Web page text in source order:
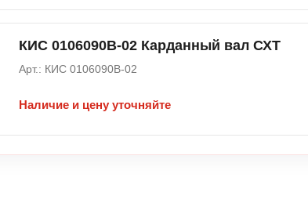
КИС 0106090В-02 Карданный вал СХТ
Арт.: КИС 0106090В-02
Наличие и цену уточняйте